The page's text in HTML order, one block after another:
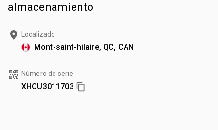
almacenamiento
Localizado
Mont-saint-hilaire, QC, CAN
Número de serie
XHCU3011703